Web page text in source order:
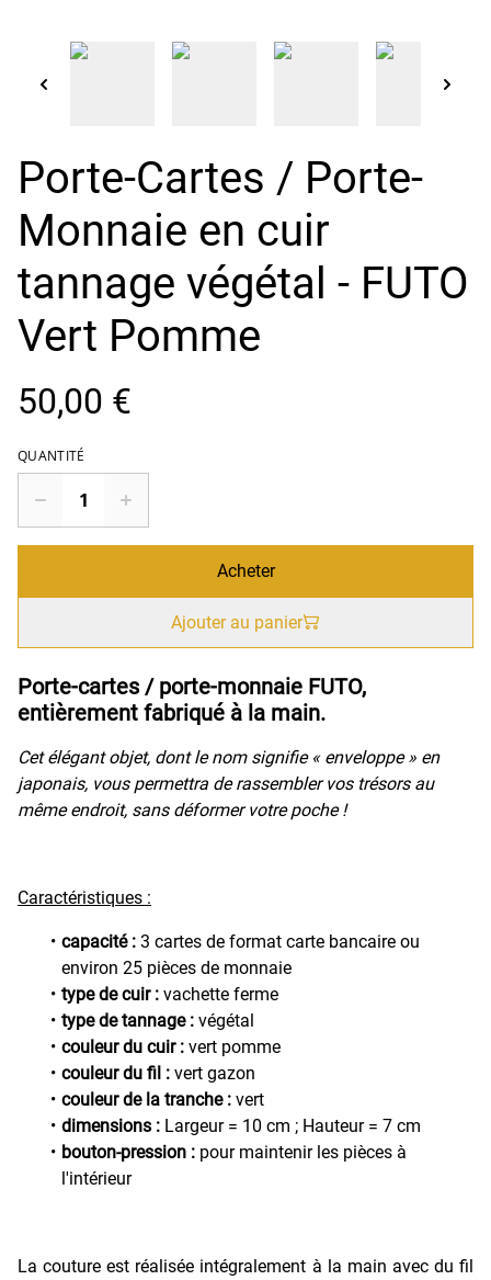
Porte-Cartes / Porte-
Monnaie en cuir
tannage végétal - FUTO
Vert Pomme
50,00 €
QUANTITÉ
Acheter
Ajouter au panier
Porte-cartes / porte-monnaie FUTO,
entièrement fabriqué à la main.
Cet élégant objet, dont le nom signifie « enveloppe » en
japonais, vous permettra de rassembler vos trésors au
même endroit, sans déformer votre poche !
Caractéristiques :
capacité : 3 cartes de format carte bancaire ou
environ 25 pièces de monnaie
type de cuir : vachette ferme
type de tannage : végétal
couleur du cuir : vert pomme
couleur du fil : vert gazon
couleur de la tranche : vert
dimensions : Largeur = 10 cm ; Hauteur = 7 cm
bouton-pression : pour maintenir les pièces à
l'intérieur
La couture est réalisée intégralement à la main avec du fil